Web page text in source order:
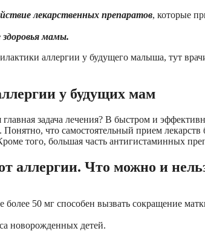
лекарственных препаратов, которые
мамы.
аллергии у будущего малыша, тут
у будущих мам
главная задача лечения? В быстром и
Понятно, что самостоятельный прием лекарств
того, большая часть антигистаминных
аллергии. Что можно и
более 50 мг способен вызвать сокращение
новорожденных детей.